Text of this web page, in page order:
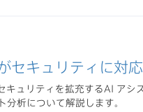
セキュリティに対
ュリティを拡充するAI アシ
分析について解説します。